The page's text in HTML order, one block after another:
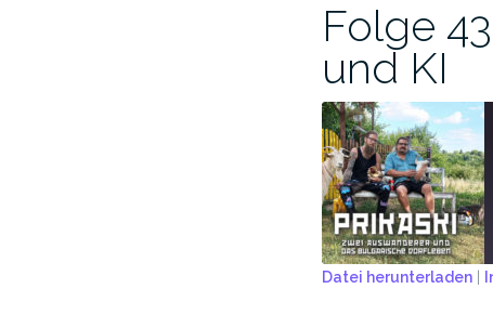
Folge
und KI
Datei herunterladen